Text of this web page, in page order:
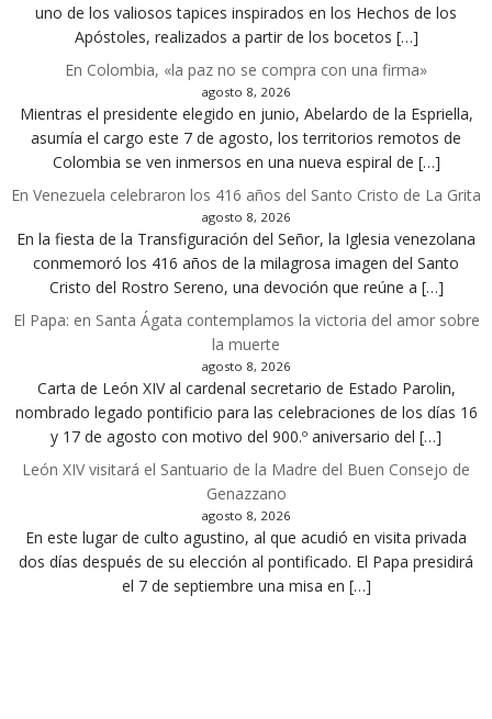
uno de los valiosos tapices inspirados en los Hechos de los
Apóstoles, realizados a partir de los bocetos […]
En Colombia, «la paz no se compra con una firma»
agosto 8, 2026
Mientras el presidente elegido en junio, Abelardo de la Espriella,
asumía el cargo este 7 de agosto, los territorios remotos de
Colombia se ven inmersos en una nueva espiral de […]
En Venezuela celebraron los 416 años del Santo Cristo de La Grita
agosto 8, 2026
En la fiesta de la Transfiguración del Señor, la Iglesia venezolana
conmemoró los 416 años de la milagrosa imagen del Santo
Cristo del Rostro Sereno, una devoción que reúne a […]
El Papa: en Santa Ágata contemplamos la victoria del amor sobre
la muerte
agosto 8, 2026
Carta de León XIV al cardenal secretario de Estado Parolin,
nombrado legado pontificio para las celebraciones de los días 16
y 17 de agosto con motivo del 900.º aniversario del […]
León XIV visitará el Santuario de la Madre del Buen Consejo de
Genazzano
agosto 8, 2026
En este lugar de culto agustino, al que acudió en visita privada
dos días después de su elección al pontificado. El Papa presidirá
el 7 de septiembre una misa en […]